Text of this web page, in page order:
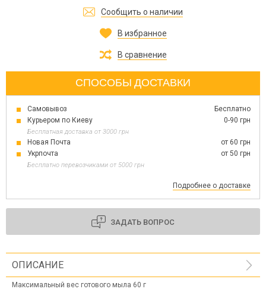
Сообщить о наличии
В избранное
В сравнение
СПОСОБЫ ДОСТАВКИ
Самовывоз
Бесплатно
Курьером по Киеву
0-90 грн
Бесплатная доставка от 3000 грн
Новая Почта
от 60 грн
Укрпочта
от 50 грн
Бесплатно перевозчиками от 5000 грн
Подробнее о доставке
ЗАДАТЬ ВОПРОС
ОПИСАНИЕ
Максимальный вес готового мыла 60 г